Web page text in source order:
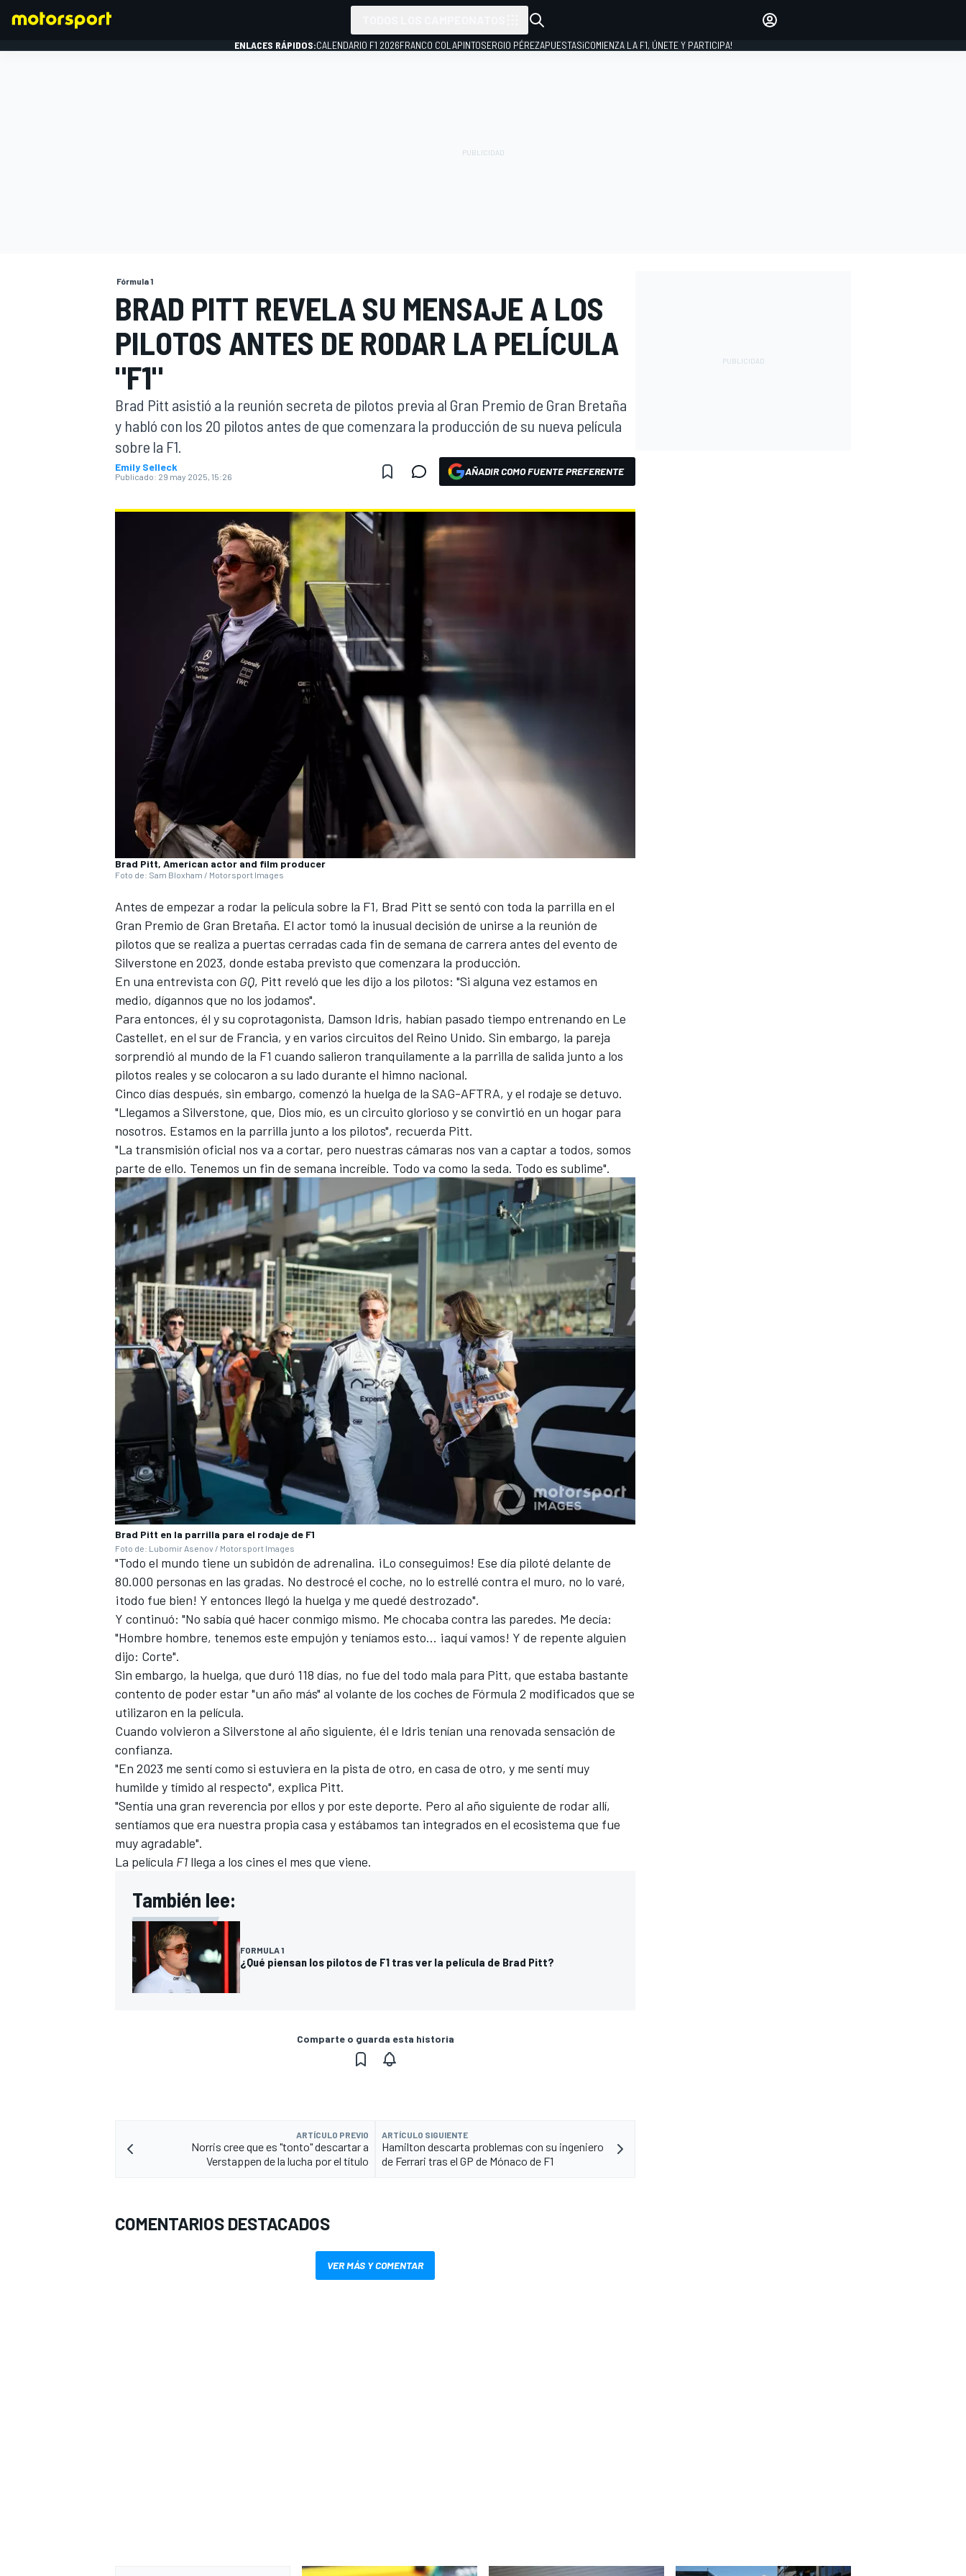
INDYCAR
NASCAR CUP
FÓRMULA E
WRC
MÁS CATEGORÍAS
INICIAR SESIÓN
ENLACES RÁPIDOS:CALENDARIO F1 2026FRANCO COLAPINTOSERGIO PÉREZAPUESTAS¡COMIENZA LA F1, ÚNETE Y PARTICIPA!
Fórmula 1
BRAD PITT REVELA SU MENSAJE A LOS
PILOTOS ANTES DE RODAR LA PELÍCULA
"F1"
Brad Pitt asistió a la reunión secreta de pilotos previa al Gran Premio de Gran Bretaña
y habló con los 20 pilotos antes de que comenzara la producción de su nueva película
sobre la F1.
Emily Selleck
Publicado: 29 may 2025, 15:26 AÑADIR COMO FUENTE PREFERENTE
Brad Pitt, American actor and film producer
Foto de: Sam Bloxham / Motorsport Images
Antes de empezar a rodar la película sobre la F1, Brad Pitt se sentó con toda la parrilla en el
Gran Premio de Gran Bretaña. El actor tomó la inusual decisión de unirse a la reunión de
pilotos que se realiza a puertas cerradas cada fin de semana de carrera antes del evento de
Silverstone en 2023, donde estaba previsto que comenzara la producción.
En una entrevista con GQ, Pitt reveló que les dijo a los pilotos: "Si alguna vez estamos en
medio, dígannos que no los jodamos".
Para entonces, él y su coprotagonista, Damson Idris, habían pasado tiempo entrenando en Le
Castellet, en el sur de Francia, y en varios circuitos del Reino Unido. Sin embargo, la pareja
sorprendió al mundo de la F1 cuando salieron tranquilamente a la parrilla de salida junto a los
pilotos reales y se colocaron a su lado durante el himno nacional.
Cinco días después, sin embargo, comenzó la huelga de la SAG-AFTRA, y el rodaje se detuvo.
"Llegamos a Silverstone, que, Dios mío, es un circuito glorioso y se convirtió en un hogar para
nosotros. Estamos en la parrilla junto a los pilotos", recuerda Pitt.
"La transmisión oficial nos va a cortar, pero nuestras cámaras nos van a captar a todos, somos
parte de ello. Tenemos un fin de semana increíble. Todo va como la seda. Todo es sublime".
Brad Pitt en la parrilla para el rodaje de F1
Foto de: Lubomir Asenov / Motorsport Images
"Todo el mundo tiene un subidón de adrenalina. ¡Lo conseguimos! Ese día piloté delante de
80.000 personas en las gradas. No destrocé el coche, no lo estrellé contra el muro, no lo varé,
¡todo fue bien! Y entonces llegó la huelga y me quedé destrozado".
Y continuó: "No sabía qué hacer conmigo mismo. Me chocaba contra las paredes. Me decía:
"Hombre hombre, tenemos este empujón y teníamos esto... ¡aquí vamos! Y de repente alguien
dijo: Corte".
Sin embargo, la huelga, que duró 118 días, no fue del todo mala para Pitt, que estaba bastante
contento de poder estar "un año más" al volante de los coches de Fórmula 2 modificados que se
utilizaron en la película.
Cuando volvieron a Silverstone al año siguiente, él e Idris tenían una renovada sensación de
confianza.
"En 2023 me sentí como si estuviera en la pista de otro, en casa de otro, y me sentí muy
humilde y tímido al respecto", explica Pitt.
"Sentía una gran reverencia por ellos y por este deporte. Pero al año siguiente de rodar allí,
sentíamos que era nuestra propia casa y estábamos tan integrados en el ecosistema que fue
muy agradable".
La película F1 llega a los cines el mes que viene.
También lee:
FORMULA 1
¿Qué piensan los pilotos de F1 tras ver la película de Brad Pitt?
Comparte o guarda esta historia
ARTÍCULO PREVIO
Norris cree que es "tonto" descartar a
Verstappen de la lucha por el título
ARTÍCULO SIGUIENTE
Hamilton descarta problemas con su ingeniero
de Ferrari tras el GP de Mónaco de F1
COMENTARIOS DESTACADOS
VER MÁS Y COMENTAR